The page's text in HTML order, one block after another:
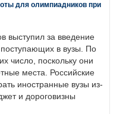
для олимпиадников при
выступил за введение
в вузы. По
число, поскольку они
места. Российские
иностранные вузы из-
и дороговизны